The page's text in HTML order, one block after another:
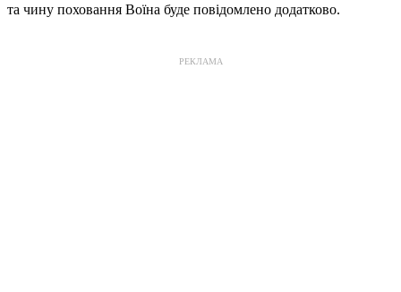
та чину поховання Воїна буде повідомлено додатково.
РЕКЛАМА